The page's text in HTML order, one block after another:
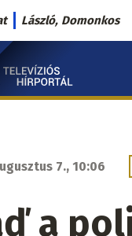
László, Domonkos
7., 10:06
a